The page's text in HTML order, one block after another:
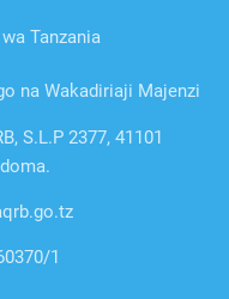
Tanzania
na Wakadiriaji Majenzi
S.L.P 2377, 41101
1